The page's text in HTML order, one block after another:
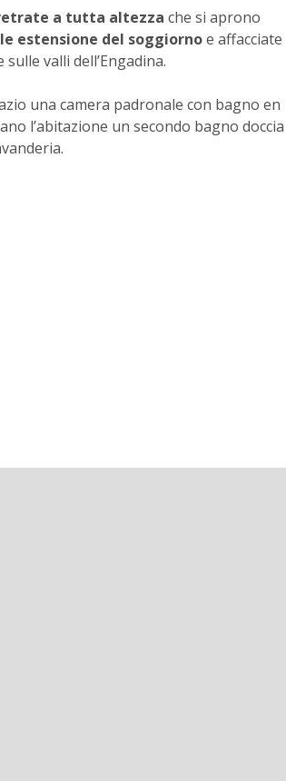
a tutta altezza che si aprono
estensione del soggiornoe affacciate
valli dell’Engadina.
una camera padronale con bagno en
l’abitazione un secondo bagno doccia